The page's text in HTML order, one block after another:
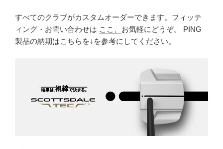
すべてのクラブがカスタムオーダーできます。フィッテ
ィング・お問い合わせは ここ、 お気軽にどうぞ。 PING
製品の納期はこちらを↓を参考にしてください。